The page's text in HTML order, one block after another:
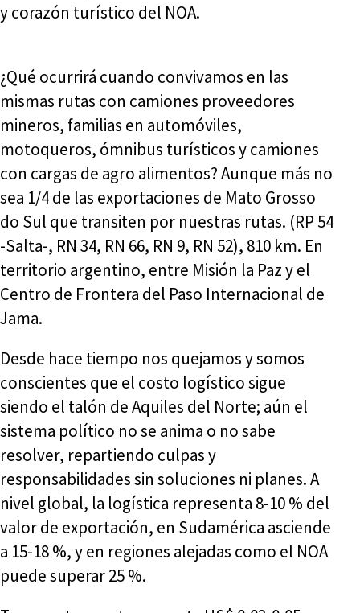
y corazón turístico del NOA.
¿Qué ocurrirá cuando convivamos en las
mismas rutas con camiones proveedores
mineros, familias en automóviles,
motoqueros, ómnibus turísticos y camiones
con cargas de agro alimentos? Aunque más no
sea 1/4 de las exportaciones de Mato Grosso
do Sul que transiten por nuestras rutas. (RP 54
-Salta-, RN 34, RN 66, RN 9, RN 52), 810 km. En
territorio argentino, entre Misión la Paz y el
Centro de Frontera del Paso Internacional de
Jama.
Desde hace tiempo nos quejamos y somos
conscientes que el costo logístico sigue
siendo el talón de Aquiles del Norte; aún el
sistema político no se anima o no sabe
resolver, repartiendo culpas y
responsabilidades sin soluciones ni planes. A
nivel global, la logística representa 8-10 % del
valor de exportación, en Sudamérica asciende
a 15-18 %, y en regiones alejadas como el NOA
puede superar 25 %.